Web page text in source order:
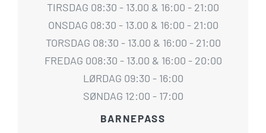
TIRSDAG 08:30 - 13.00 & 16:00 - 21:00
ONSDAG 08:30 - 13.00 & 16:00 - 21:00
TORSDAG 08:30 - 13.00 & 16:00 - 21:00
FREDAG 008:30 - 13.00 & 16:00 - 20:00
LØRDAG 09:30 - 16:00
SØNDAG 12:00 - 17:00
BARNEPASS